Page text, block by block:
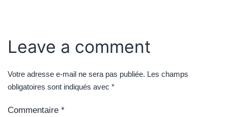
Leave a comment
Votre adresse e-mail ne sera pas publiée. Les champs
obligatoires sont indiqués avec *
Commentaire *